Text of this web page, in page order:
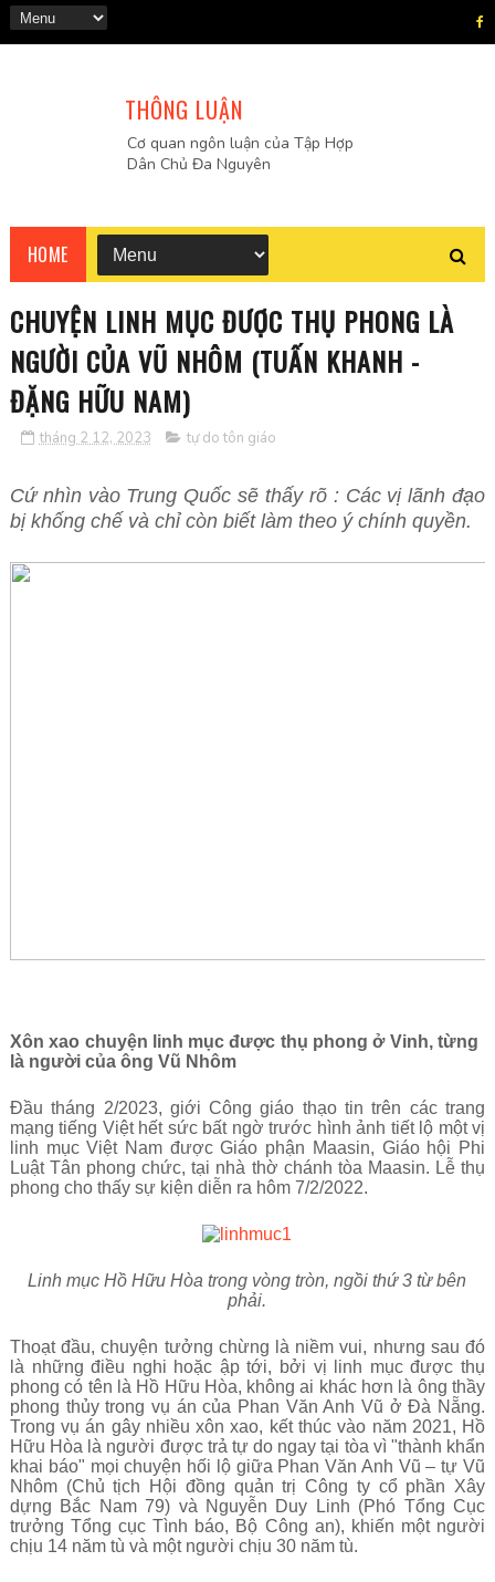
THÔNG LUẬN
Cơ quan ngôn luận của Tập Hợp
Dân Chủ Đa Nguyên
HOME
CHUYỆN LINH MỤC ĐƯỢC THỤ PHONG LÀ
NGƯỜI CỦA VŨ NHÔM (TUẤN KHANH -
ĐẶNG HỮU NAM)
tháng 2 12, 2023 tự do tôn giáo
Cứ nhìn vào Trung Quốc sẽ thấy rõ : Các vị lãnh đạo
bị khống chế và chỉ còn biết làm theo ý chính quyền.
Xôn xao chuyện linh mục được thụ phong ở Vinh, từng
là người của ông Vũ Nhôm
Đầu tháng 2/2023, giới Công giáo thạo tin trên các trang
mạng tiếng Việt hết sức bất ngờ trước hình ảnh tiết lộ một vị
linh mục Việt Nam được Giáo phận Maasin, Giáo hội Phi
Luật Tân phong chức, tại nhà thờ chánh tòa Maasin. Lễ thụ
phong cho thấy sự kiện diễn ra hôm 7/2/2022.
Linh mục Hồ Hữu Hòa trong vòng tròn, ngồi thứ 3 từ bên
phải.
Thoạt đầu, chuyện tưởng chừng là niềm vui, nhưng sau đó
là những điều nghi hoặc ập tới, bởi vị linh mục được thụ
phong có tên là Hồ Hữu Hòa, không ai khác hơn là ông thầy
phong thủy trong vụ án của Phan Văn Anh Vũ ở Đà Nẵng.
Trong vụ án gây nhiều xôn xao, kết thúc vào năm 2021, Hồ
Hữu Hòa là người được trả tự do ngay tại tòa vì "thành khẩn
khai báo" mọi chuyện hối lộ giữa Phan Văn Anh Vũ – tự Vũ
Nhôm (Chủ tịch Hội đồng quản trị Công ty cổ phần Xây
dựng Bắc Nam 79) và Nguyễn Duy Linh (Phó Tổng Cục
trưởng Tổng cục Tình báo, Bộ Công an), khiến một người
chịu 14 năm tù và một người chịu 30 năm tù.